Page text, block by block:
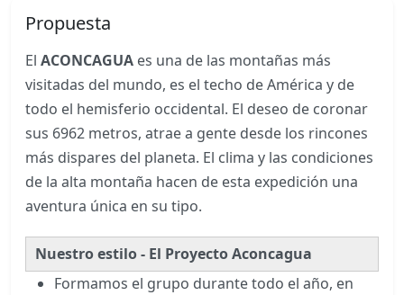
Propuesta
El ACONCAGUA es una de las montañas más
visitadas del mundo, es el techo de América y de
todo el hemisferio occidental. El deseo de coronar
sus 6962 metros, atrae a gente desde los rincones
más dispares del planeta. El clima y las condiciones
de la alta montaña hacen de esta expedición una
aventura única en su tipo.
Nuestro estilo - El Proyecto Aconcagua
Formamos el grupo durante todo el año, en